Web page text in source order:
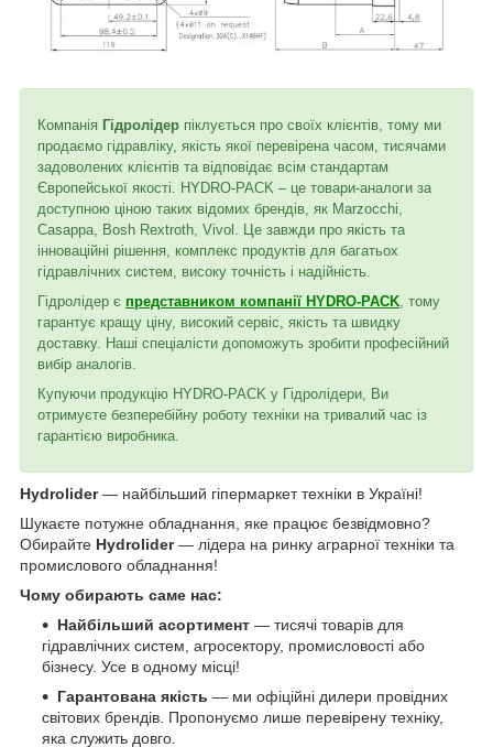
Компанія Гідролідер піклується про своїх клієнтів, тому ми
продаємо гідравліку, якість якої перевірена часом, тисячами
задоволених клієнтів та відповідає всім стандартам
Європейської якості. HYDRO-PACK – це товари-аналоги за
доступною ціною таких відомих брендів, як Marzocchi,
Casappa, Bosh Rextroth, Vivol. Це завжди про якість та
інноваційні рішення, комплекс продуктів для багатьох
гідравлічних систем, високу точність і надійність.
Гідролідер є представником компанії HYDRO-PACK , тому
гарантує кращу ціну, високий сервіс, якість та швидку
доставку. Наші спеціалісти допоможуть зробити професійний
вибір аналогів.
Купуючи продукцію HYDRO-PACK у Гідролідери, Ви
отримуєте безперебійну роботу техніки на тривалий час із
гарантією виробника.
Hydrolider— найбільший гіпермаркет техніки в Україні!
Шукаєте потужне обладнання, яке працює безвідмовно?
Обирайте Hydrolider— лідера на ринку аграрної техніки та
промислового обладнання!
Чому обирають саме нас:
Найбільший асортимент — тисячі товарів для
гідравлічних систем, агросектору, промисловості або
бізнесу. Усе в одному місці!
Гарантована якість — ми офіційні дилери провідних
світових брендів. Пропонуємо лише перевірену техніку,
яка служить довго.